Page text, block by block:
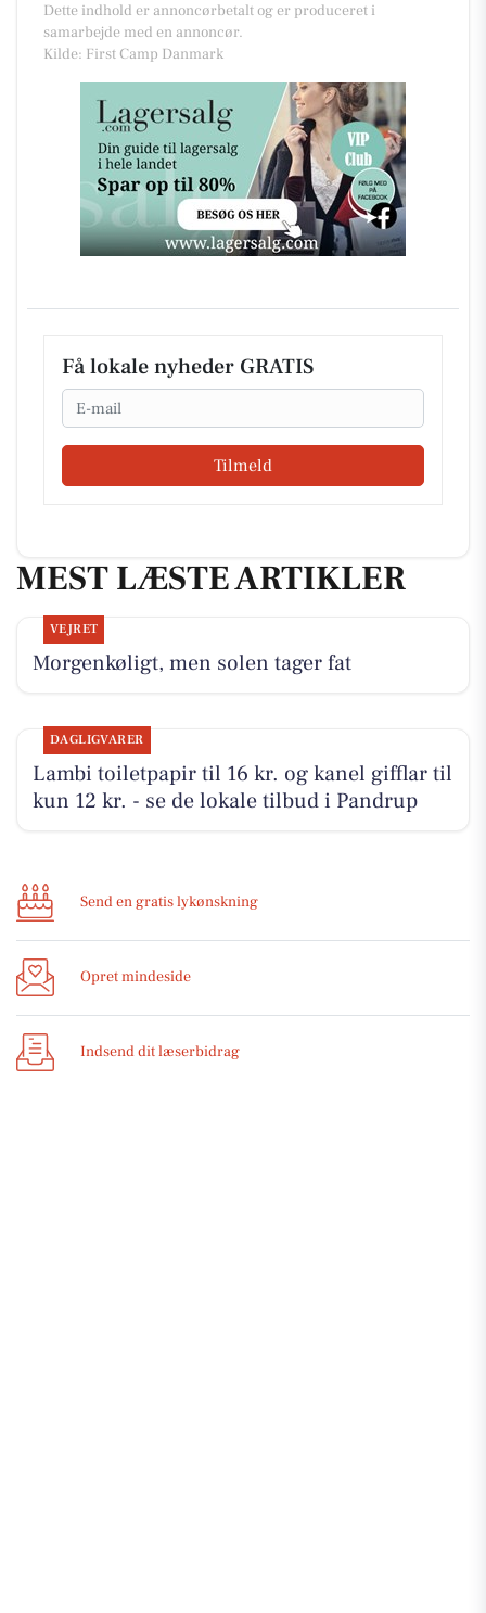
Dette indhold er annoncørbetalt og er produceret i
samarbejde med en annoncør.
Kilde: First Camp Danmark
Få lokale nyheder GRATIS
Email
Tilmeld
MEST LÆSTE ARTIKLER
VEJRET
Morgenkøligt, men solen tager fat
DAGLIGVARER
Lambi toiletpapir til 16 kr. og kanel gifflar til
kun 12 kr. - se de lokale tilbud i Pandrup
Send en gratis lykønskning
Opret mindeside
Indsend dit læserbidrag